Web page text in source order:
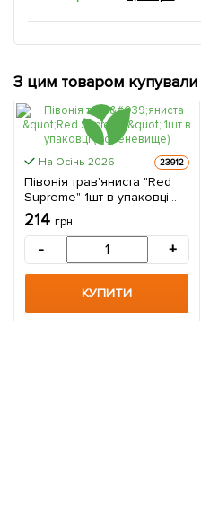
З цим товаром купували
На Осінь-2026 23912
Півонія трав'яниста "Red
Supreme" 1шт в упаковці
(Кореневище)
214 грн
- +
КУПИТИ